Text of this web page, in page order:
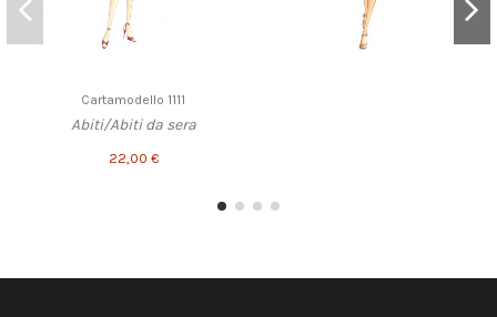
Cartamodello 1111
Abiti/Abiti da sera
22,00 €